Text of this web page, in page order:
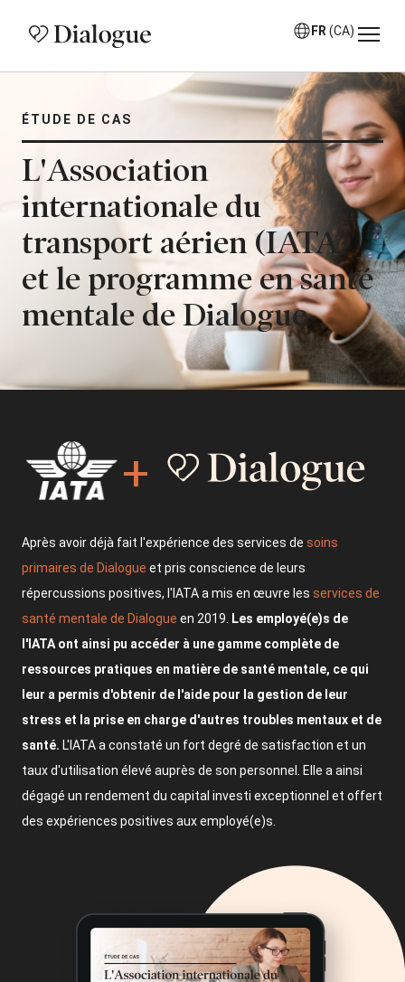
FR (CA)
ÉTUDE DE CAS
L'Association
internationale du
transport aérien (IATA)
et le programme en santé
mentale de Dialogue
+
Après avoir déjà fait l'expérience des services de soins
primaires de Dialogue et pris conscience de leurs
répercussions positives, l'IATA a mis en œuvre les services de
santé mentale de Dialogue en 2019.
Les employé(e)s de
l'IATA ont ainsi pu accéder à une gamme complète de
ressources pratiques en matière de santé mentale, ce qui
leur a permis d'obtenir de l'aide pour la gestion de leur
stress et la prise en charge d'autres troubles mentaux et de
santé. L'IATA a constaté un fort degré de satisfaction et un
taux d'utilisation élevé auprès de son personnel. Elle a ainsi
dégagé un rendement du capital investi exceptionnel et offert
des expériences positives aux employé(e)s.